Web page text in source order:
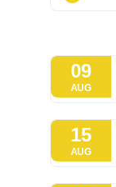
09
AUG
15
AUG